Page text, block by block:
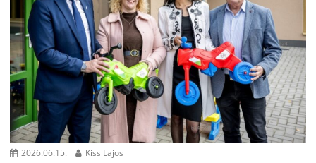
2026.06.15. Kiss Lajos